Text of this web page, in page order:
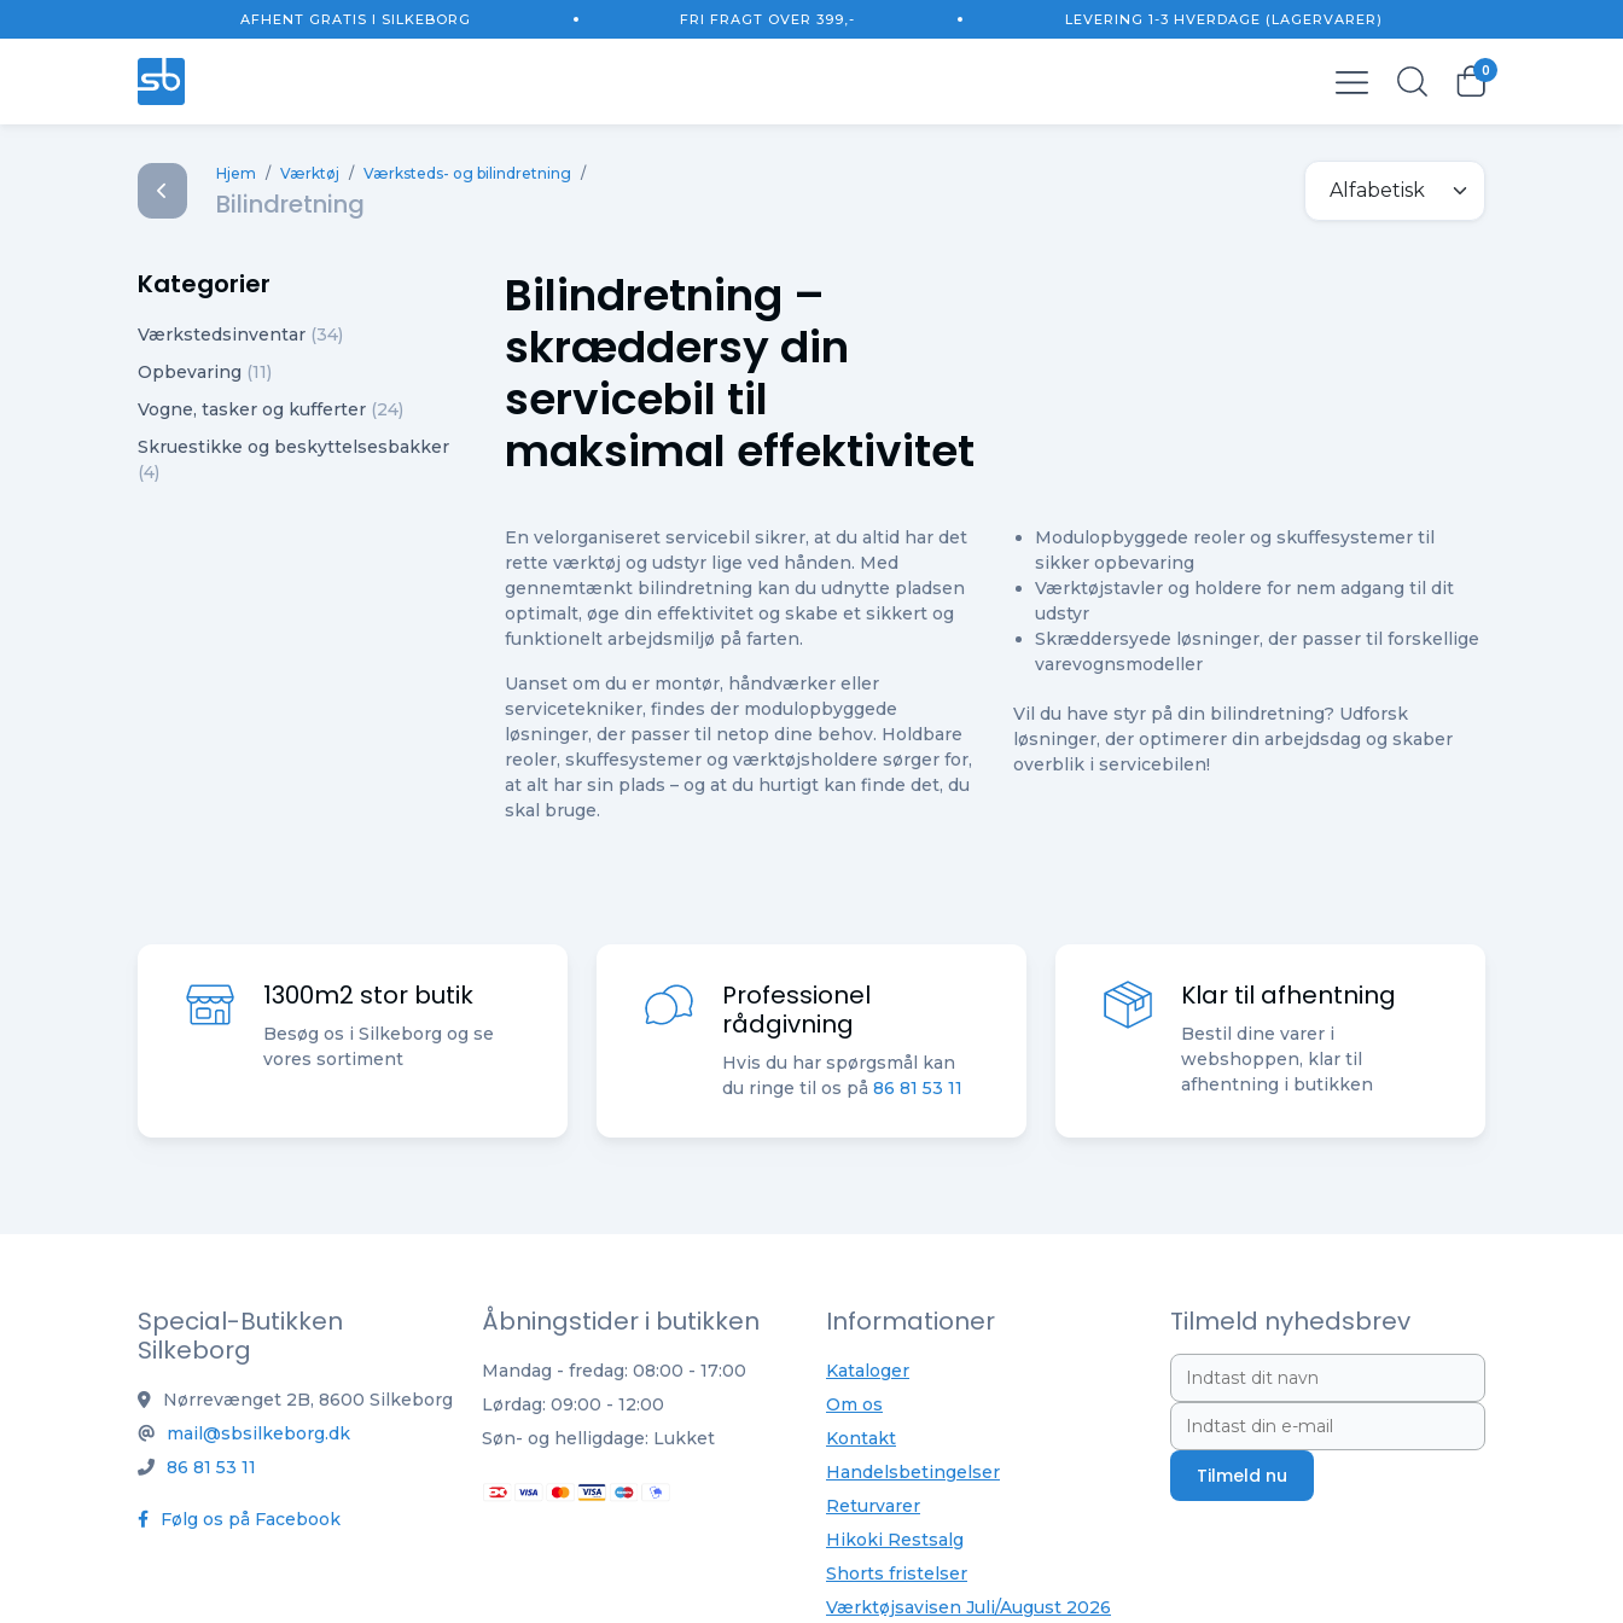
AFHENT GRATIS I SILKEBORG FRI FRAGT OVER 399,- LEVERING 1-3 HVERDAGE (LAGERVARER)
0
0,00 kr.
0,00 kr.
Hjem / Værktøj / Værksteds- og bilindretning /
Bilindretning
Kategorier
Værkstedsinventar (34)
Opbevaring (11)
Vogne, tasker og kufferter (24)
Skruestikke og beskyttelsesbakker
(4)
Bilindretning –
skræddersy din
servicebil til
maksimal effektivitet
En velorganiseret servicebil sikrer, at du altid har det
rette værktøj og udstyr lige ved hånden. Med
gennemtænkt bilindretning kan du udnytte pladsen
optimalt, øge din effektivitet og skabe et sikkert og
funktionelt arbejdsmiljø på farten.
Uanset om du er montør, håndværker eller
servicetekniker, findes der modulopbyggede
løsninger, der passer til netop dine behov. Holdbare
reoler, skuffesystemer og værktøjsholdere sørger for,
at alt har sin plads – og at du hurtigt kan finde det, du
skal bruge.
Modulopbyggede reoler og skuffesystemer til
sikker opbevaring
Værktøjstavler og holdere for nem adgang til dit
udstyr
Skræddersyede løsninger, der passer til forskellige
varevognsmodeller
Vil du have styr på din bilindretning? Udforsk
løsninger, der optimerer din arbejdsdag og skaber
overblik i servicebilen!
1300m2 stor butik
Besøg os i Silkeborg og se
vores sortiment
Professionel
rådgivning
Hvis du har spørgsmål kan
du ringe til os på 86 81 53 11
Klar til afhentning
Bestil dine varer i
webshoppen, klar til
afhentning i butikken
Special-Butikken
Silkeborg
Nørrevænget 2B, 8600 Silkeborg
mail@sbsilkeborg.dk
86 81 53 11
Følg os på Facebook
Åbningstider i butikken
Mandag - fredag: 08:00 - 17:00
Lørdag: 09:00 - 12:00
Søn- og helligdage: Lukket
Informationer
Kataloger
Om os
Kontakt
Handelsbetingelser
Returvarer
Hikoki Restsalg
Shorts fristelser
Værktøjsavisen Juli/August 2026
Tilmeld nyhedsbrev
Tilmeld nu